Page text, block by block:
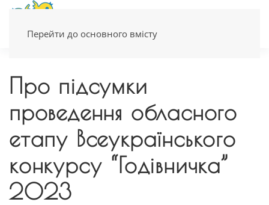
Перейти до основного вмісту
Про підсумки
проведення обласного
етапу Всеукраїнського
конкурсу “Годівничка”
2023